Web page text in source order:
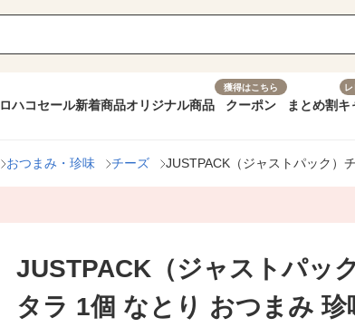
ロハコセール新着商品オリジナル商品
獲得はこちら
クーポン まとめ割キ
おつまみ・珍味 チーズ JUSTPACK（ジャストパック）
JUSTPACK（ジャストパッ
タラ 1個 なとり おつまみ 珍